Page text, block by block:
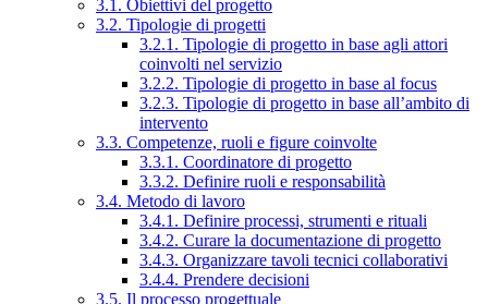
3.1. Obiettivi del progetto
3.2. Tipologie di progetti
3.2.1. Tipologie di progetto in base agli attori
coinvolti nel servizio
3.2.2. Tipologie di progetto in base al focus
3.2.3. Tipologie di progetto in base all’ambito di
intervento
3.3. Competenze, ruoli e figure coinvolte
3.3.1. Coordinatore di progetto
3.3.2. Definire ruoli e responsabilità
3.4. Metodo di lavoro
3.4.1. Definire processi, strumenti e rituali
3.4.2. Curare la documentazione di progetto
3.4.3. Organizzare tavoli tecnici collaborativi
3.4.4. Prendere decisioni
3.5. Il processo progettuale